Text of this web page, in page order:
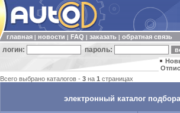
главная новости FAQ заказать обратная связь
логин: пароль:
Всего выбрано каталогов - 3 на 1 страницах
электронный каталог